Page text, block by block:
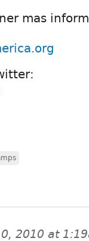
mas
2010 at